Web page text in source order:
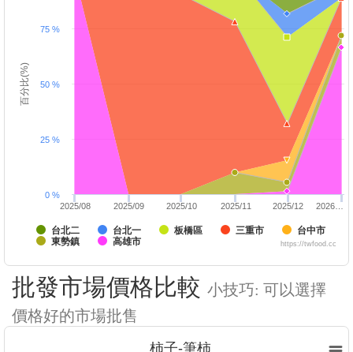
百分比(%)
台北二 台北一 板橋區 三重市
台中市
東勢鎮
高雄市
2025/08 2025/09 2025/10 2025/11 2025/12 2026…
0 %
25 %
50 %
75 %
https://twfood.cc
批發市場價格比較 小技巧: 可以選擇
價格好的市場批售
柿子-筆柿